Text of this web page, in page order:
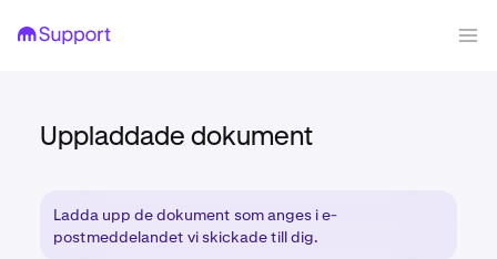
Uppladdade dokument
Ladda upp de dokument som anges i e-
postmeddelandet vi skickade till dig.